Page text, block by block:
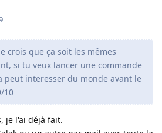
crois que ça soit les mêmes
si tu veux lancer une commande
peut interesser du monde avant le
10
je l'ai déjà fait.